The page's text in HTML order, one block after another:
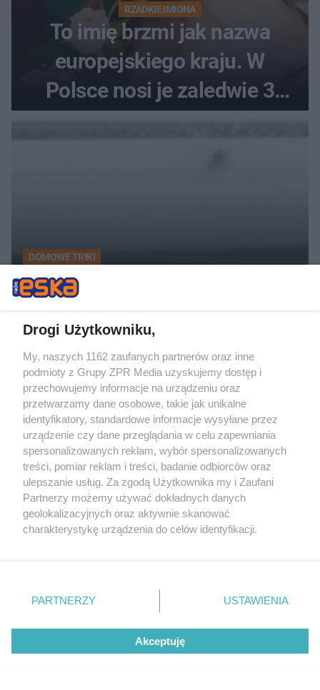
RZADKIE IMIONA
To imię brzmi jak nazwa
europejskiego kraju. W
Polsce nosi je zaledwie 3
kobiety
DOMOWE TRIKI
Zwilż kartkę i połóż na parapecie.
Żadna mucha nie wleci do twojego
domu
PIELĘGNACJA BORÓWKI
Zrób to po zebraniu borówek, a za
Drogi Użytkowniku,
My, naszych 1162 zaufanych partnerów oraz inne
podmioty z Grupy ZPR Media uzyskujemy dostęp i
przechowujemy informacje na urządzeniu oraz
przetwarzamy dane osobowe, takie jak unikalne
identyfikatory, standardowe informacje wysyłane przez
urządzenie czy dane przeglądania w celu zapewniania
spersonalizowanych reklam, wybór spersonalizowanych
treści, pomiar reklam i treści, badanie odbiorców oraz
ulepszanie usług. Za zgodą Użytkownika my i Zaufani
Partnerzy możemy używać dokładnych danych
geolokalizacyjnych oraz aktywnie skanować
charakterystykę urządzenia do celów identyfikacji.
zmienić/wycofać klikając przycisk ustawień prywatności
znajdujący się w lewym dolnym rogu strony
rodzaje przetwarzania danych nie wymagają zgody
użytkownika, ale masz prawo sprzeciwić się takiemu
przetwarzaniu. Preferencje będą miały zastosowanie tylko
PARTNERZY USTAWIENIA
Akceptuję